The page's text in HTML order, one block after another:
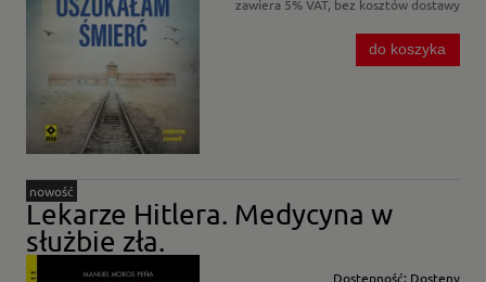
zawiera 5% VAT, bez kosztów dostawy
do koszyka
Lekarze Hitlera. Medycyna w
służbie zła.
Dostępność: Dostęny
nowość